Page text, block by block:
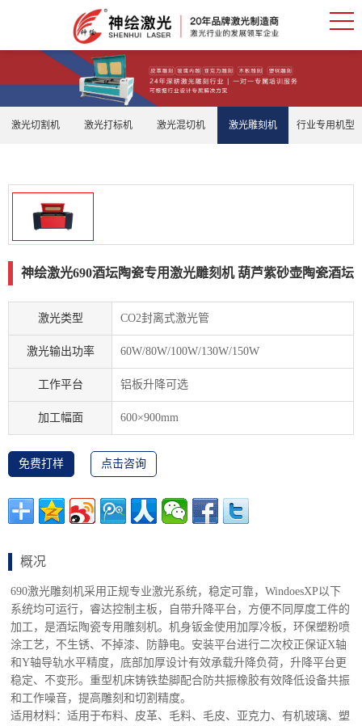
激光切割机 激光打标机 激光混切机 激光雕刻机 行业专用机型
神绘激光690酒坛陶瓷专用激光雕刻机 葫芦紫砂壶陶瓷酒坛
激光类型 CO2封离式激光管
激光输出功率 60W/80W/100W/130W/150W
工作平台 铝板升降可选
加工幅面 600×900mm
免费打样 点击咨询
概况
690激光雕刻机采用正规专业激光系统，稳定可靠，WindoesXP以下
系统均可运行，睿达控制主板，自带升降平台，方便不同厚度工件的
加工，是酒坛陶瓷专用雕刻机。机身钣金使用加厚冷板，环保塑粉喷
涂工艺，不生锈、不掉漆、防静电。安装平台进行二次校正保证X轴
和Y轴导轨水平精度，底部加厚设计有效承载升降负荷，升降平台更
稳定、不变形。重型机床铸铁垫脚配合防共振橡胶有效降低设备共振
和工作噪音，提高雕刻和切割精度。
适用材料：适用于布料、皮革、毛料、毛皮、亚克力、有机玻璃、塑